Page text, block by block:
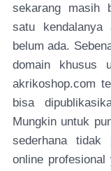
sekarang masih
satu
belum ada.
domain khusus
akrikoshop.com
bisa
Mungkin untuk
sederhana tidak
online